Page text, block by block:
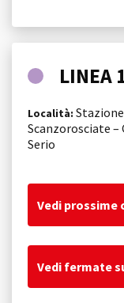
LINEA
Località:
Scanzorosciate –
Serio
Vedi prossime
Vedi fermate